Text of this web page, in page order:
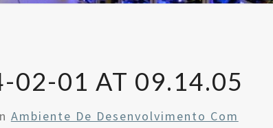
02-01 AT 09.14.05
Ambiente De Desenvolvimento Com